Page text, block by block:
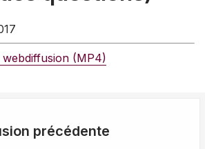
(MP4)
précédente